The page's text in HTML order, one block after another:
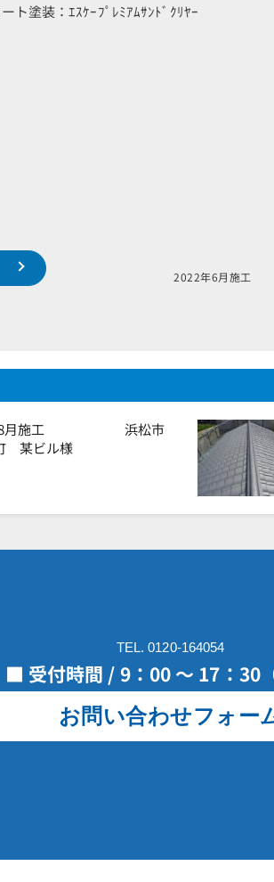
ト塗装：ｴｽｹｰﾌﾟﾚﾐｱﾑｻﾝﾄﾞｸﾘﾔｰ
2022年6月
8月施工 浜松市
某ビル様
TEL. 0120-164054
■ 受付時間 / 9：00 ～ 17：30（
お問い合わせフォー